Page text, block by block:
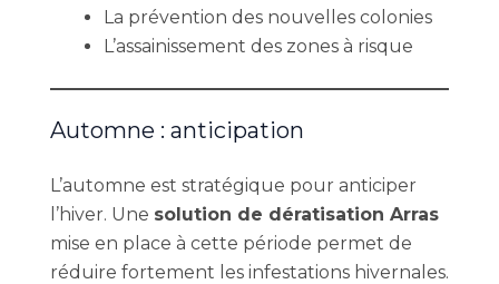
La prévention des nouvelles colonies
L’assainissement des zones à risque
Automne : anticipation
L’automne est stratégique pour anticiper
l’hiver. Une solution de dératisation Arras
mise en place à cette période permet de
réduire fortement les infestations hivernales.